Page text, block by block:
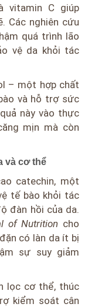
vitamin C giúp
Các nghiên cứu
quá trình lão
vệ da khỏi tác
– một hợp chất
và hỗ trợ sức
này vào thực
mịn mà còn
và cơ thể
catechin, một
tế bào khỏi tác
đàn hồi của da.
of Nutrition cho
có làn da ít bị
sự suy giảm
lọc cơ thể, thúc
kiểm soát cân